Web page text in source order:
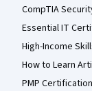
CompTIA
Essential IT
High-Income
How to Learn
PMP